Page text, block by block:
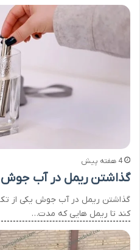
4 هفته پیش
گذاشتن ریمل در آب جوش
گذاشتن ریمل در آب جوش یکی از
کند تا ریمل هایی که مدت…